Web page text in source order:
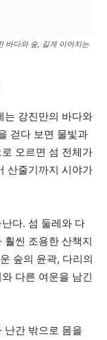
바다와 숲, 길게 이어지는
는 강진만의 바다와
걷다 보면 물빛과
오르면 섬 전체가
산줄기까지 시야가
다. 섬 둘레와 다
훨씬 조용한 산책지
숲의 윤곽, 다리의
다른 여운을 남긴
난간 밖으로 몸을